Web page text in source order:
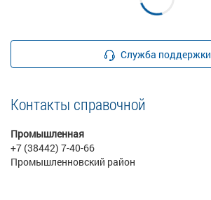
Служба поддержки
Контакты справочной
Промышленная
+7 (38442) 7-40-66
Промышленновский район